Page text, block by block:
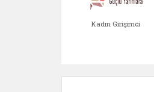
Kadın Girişimci